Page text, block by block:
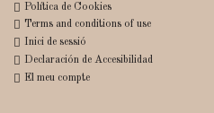
Política de Cookies
Terms and conditions of use
Inici de sessió
Declaración de Accesibilidad
El meu compte